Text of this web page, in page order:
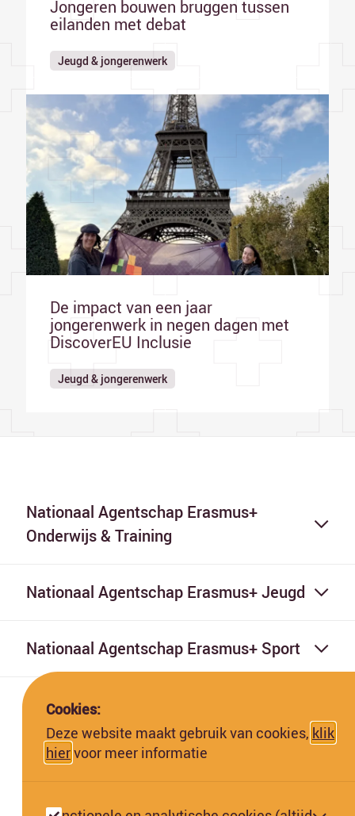
Jongeren bouwen bruggen tussen
eilanden met debat
Jeugd & jongerenwerk
De impact van een jaar
jongerenwerk in negen dagen met
DiscoverEU Inclusie
Jeugd & jongerenwerk
Nationaal Agentschap Erasmus+
Onderwijs & Training
Nationaal Agentschap Erasmus+ Jeugd
Nationaal Agentschap Erasmus+ Sport
Cookies:
Deze website maakt gebruik van cookies, klik
hiervoor meer informatie